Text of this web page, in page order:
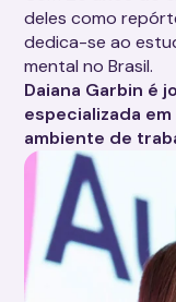
Daiana Garbin é
especializada
ambiente de
deles como
dedica-se ao
mental no Brasil.